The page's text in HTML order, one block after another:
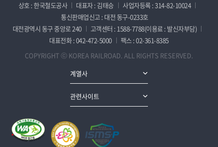
상호 : 한국철도공사 대표자 : 김태승
사업자등록 : 314-82-10024
통신판매업신고 : 대전 동구-0233호
대전광역시 동구 중앙로 240
고객센터 : 1588-7788(이용료 : 발신자부담)
대표전화 : 042-472-5000
팩스 : 02-361-8385
COPYRIGHT ⓒ KOREA RAILROAD. ALL RIGHTS RESERVED.
계열사
관련사이트